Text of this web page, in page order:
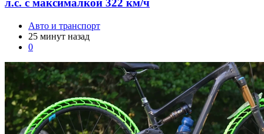
Сейчас на главной
Новости